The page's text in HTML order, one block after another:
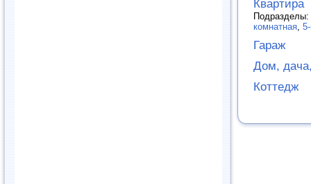
Квартира
Подразделы:
комнатная
Гараж
Дом,
Коттедж